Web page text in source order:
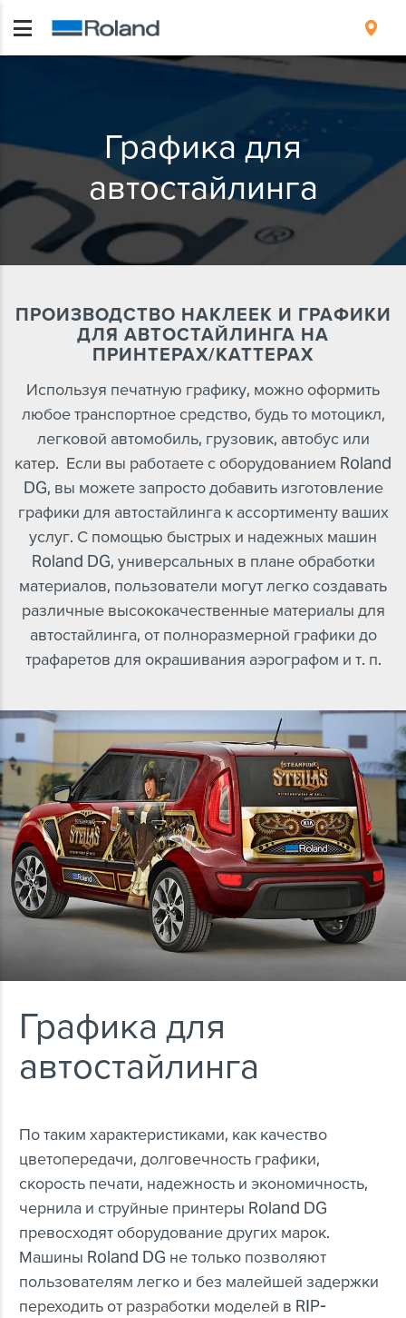
Графика для
автостайлинга
ПРОИЗВОДСТВО НАКЛЕЕК И ГРАФИКИ
ДЛЯ АВТОСТАЙЛИНГА НА
ПРИНТЕРАХ/КАТТЕРАХ
Используя печатную графику, можно оформить
любое транспортное средство, будь то мотоцикл,
легковой автомобиль, грузовик, автобус или
катер. Если вы работаете с оборудованием Roland
DG, вы можете запросто добавить изготовление
графики для автостайлинга к ассортименту ваших
услуг. С помощью быстрых и надежных машин
Roland DG, универсальных в плане обработки
материалов, пользователи могут легко создавать
различные высококачественные материалы для
автостайлинга, от полноразмерной графики до
трафаретов для окрашивания аэрографом и т. п.
Графика для
автостайлинга
По таким характеристиками, как качество
цветопередачи, долговечность графики,
скорость печати, надежность и экономичность,
чернила и струйные принтеры Roland DG
превосходят оборудование других марок.
Машины Roland DG не только позволяют
пользователям легко и без малейшей задержки
переходить от разработки моделей в RIP-